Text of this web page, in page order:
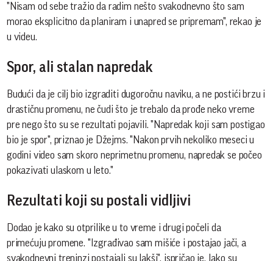
"Nisam od sebe tražio da radim nešto svakodnevno što sam
morao eksplicitno da planiram i unapred se pripremam", rekao je
u videu.
Spor, ali stalan napredak
Budući da je cilj bio izgraditi dugoročnu naviku, a ne postići brzu i
drastičnu promenu, ne čudi što je trebalo da prođe neko vreme
pre nego što su se rezultati pojavili. "Napredak koji sam postigao
bio je spor", priznao je Džejms. "Nakon prvih nekoliko meseci u
godini video sam skoro neprimetnu promenu, napredak se počeo
pokazivati ulaskom u leto."
Rezultati koji su postali vidljivi
Dodao je kako su otprilike u to vreme i drugi počeli da
primećuju promene. "Izgrađivao sam mišiće i postajao jači, a
svakodnevni treninzi postajali su lakši", ispričao je. Iako su